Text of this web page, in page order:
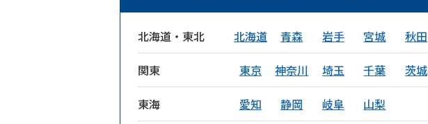
北海道・東北 北海道 青森 岩手 宮城 秋田
関東 東京 神奈川 埼玉 千葉 茨城
東海 愛知 静岡 岐阜 山梨